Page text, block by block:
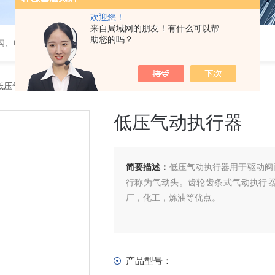
欢迎您！
来自局域网的朋友！有什么可以帮
助您的吗？
、电磁阀、调节阀、气动角座阀
气动执行器
低压气动执行器
简要描述： 低压气动执行器用于驱动
行称为气动头。齿轮齿条式气动执行
厂，化工，炼油等优点。
产品型号：